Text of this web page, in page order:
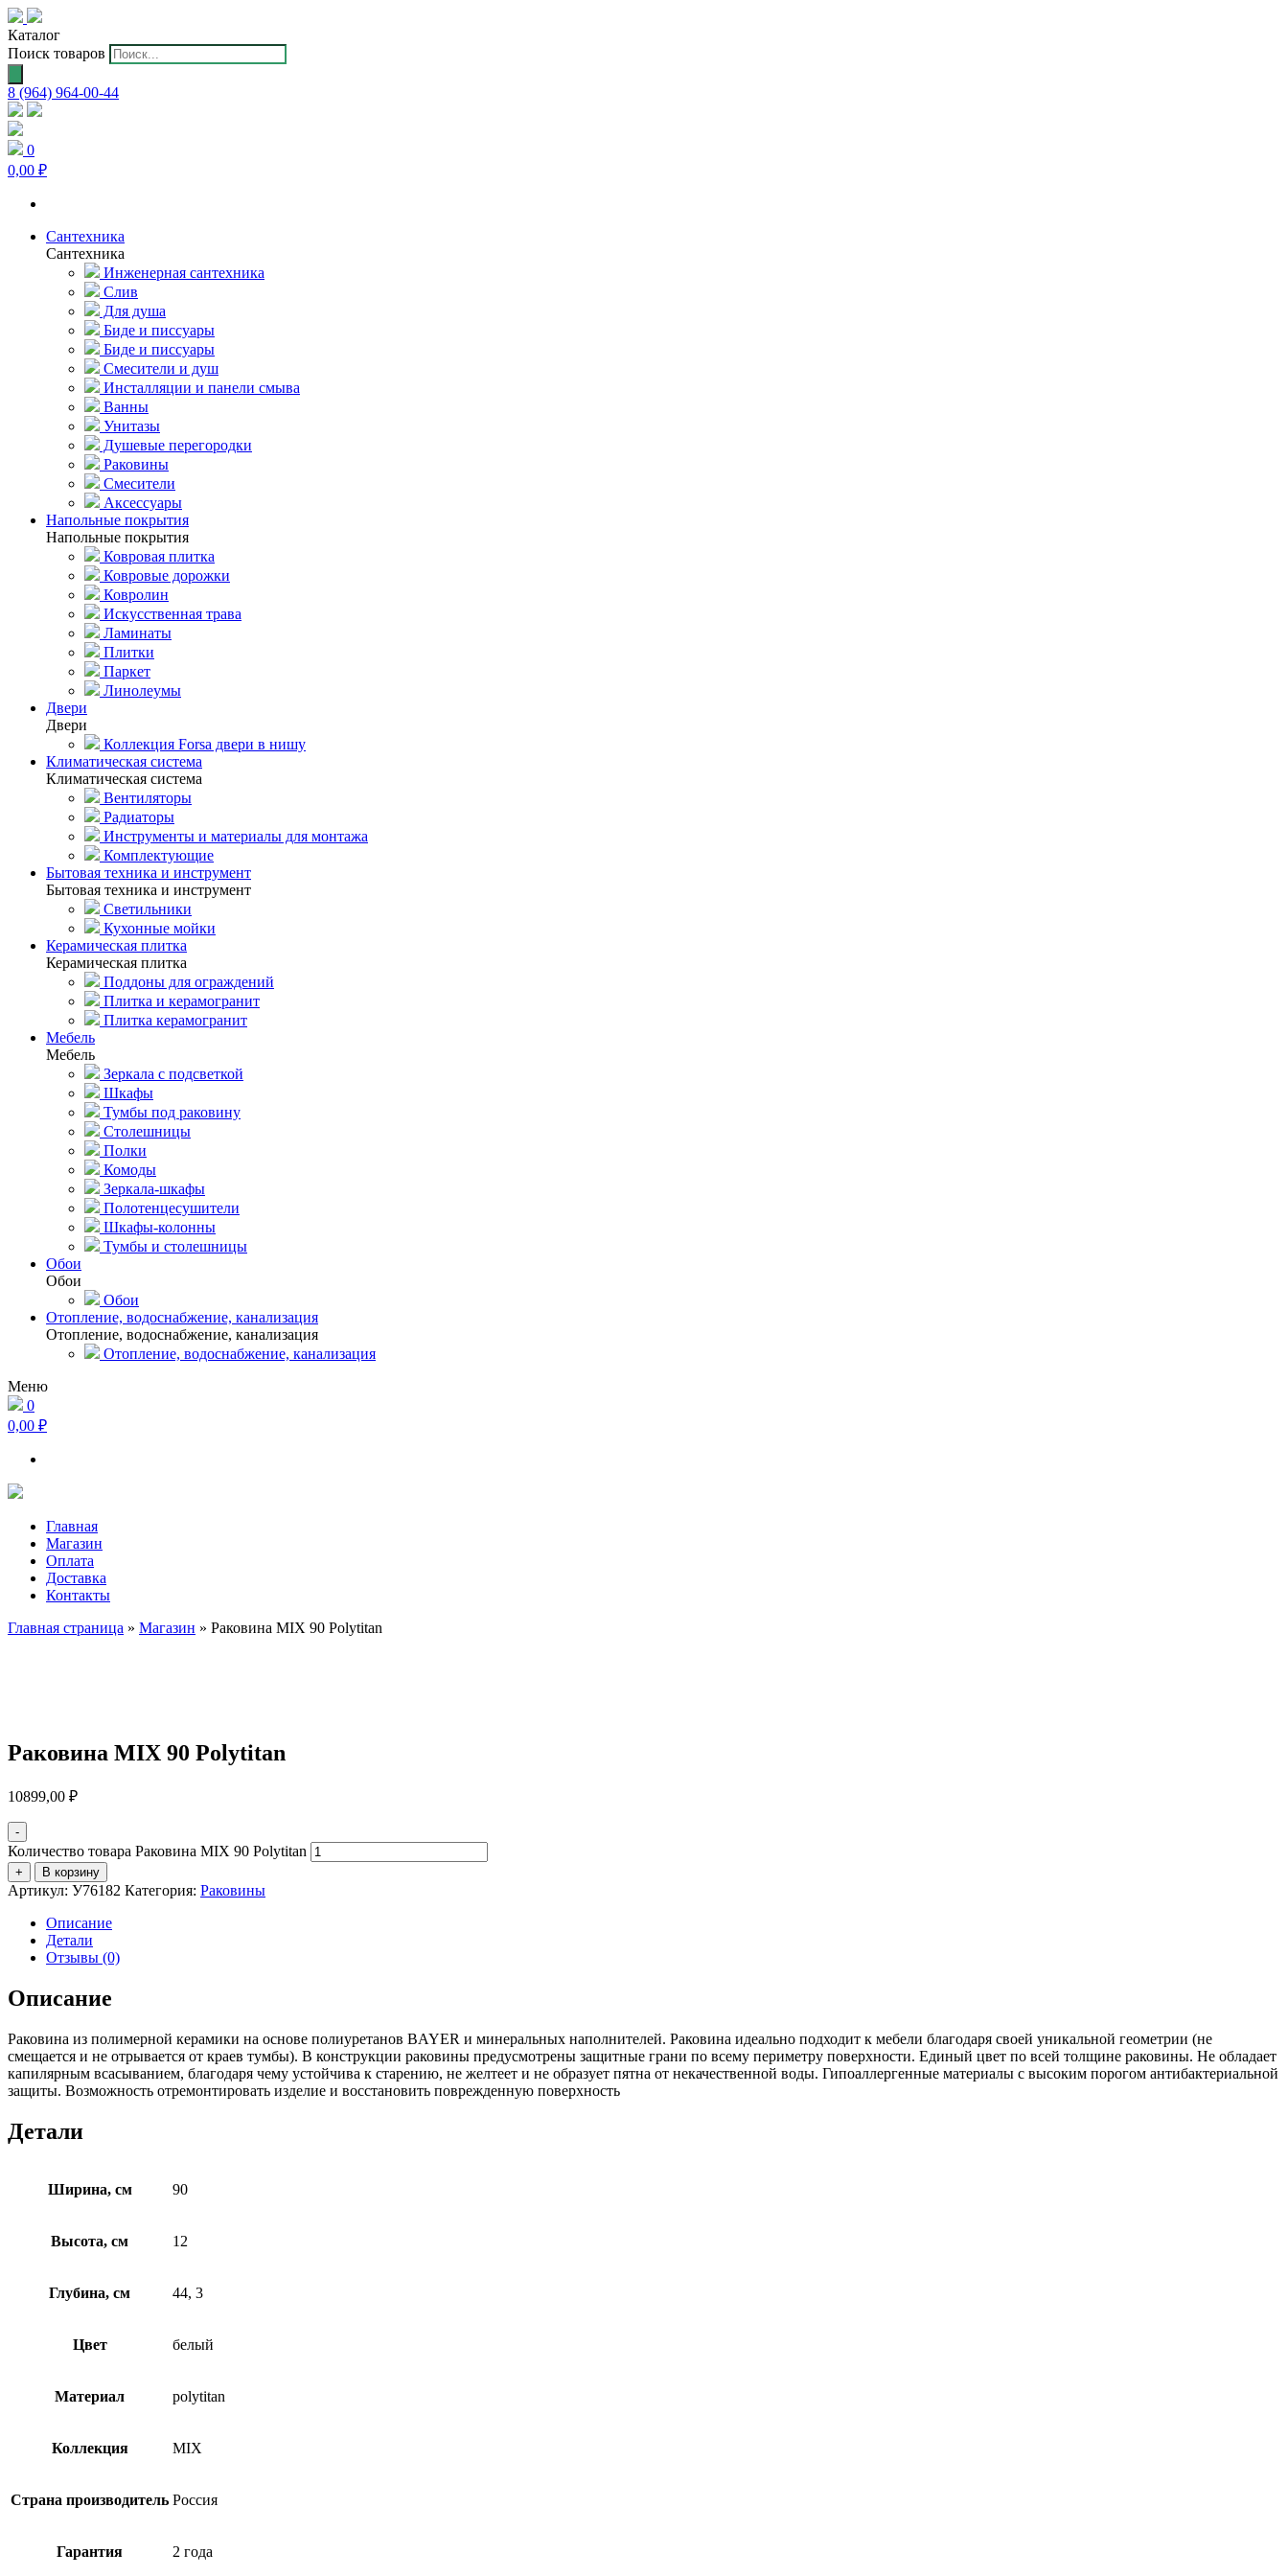
Каталог
Поиск товаров
8 (964) 964-00-44
0
0,00 ₽
Сантехника
Сантехника
Инженерная сантехника
Слив
Для душа
Биде и писсуары
Биде и писсуары
Смесители и душ
Инсталляции и панели смыва
Ванны
Унитазы
Душевые перегородки
Раковины
Смесители
Аксессуары
Напольные покрытия
Напольные покрытия
Ковровая плитка
Ковровые дорожки
Ковролин
Искусственная трава
Ламинаты
Плитки
Паркет
Линолеумы
Двери
Двери
Коллекция Forsa двери в нишу
Климатическая система
Климатическая система
Вентиляторы
Радиаторы
Инструменты и материалы для монтажа
Комплектующие
Бытовая техника и инструмент
Бытовая техника и инструмент
Светильники
Кухонные мойки
Керамическая плитка
Керамическая плитка
Поддоны для ограждений
Плитка и керамогранит
Плитка керамогранит
Мебель
Мебель
Зеркала с подсветкой
Шкафы
Тумбы под раковину
Столешницы
Полки
Комоды
Зеркала-шкафы
Полотенцесушители
Шкафы-колонны
Тумбы и столешницы
Обои
Обои
Обои
Отопление, водоснабжение, канализация
Отопление, водоснабжение, канализация
Отопление, водоснабжение, канализация
Меню
0
0,00 ₽
Главная
Магазин
Оплата
Доставка
Контакты
Главная страница » Магазин » Раковина MIX 90 Polytitan
Раковина MIX 90 Polytitan
10899,00 ₽
-
Количество товара Раковина MIX 90 Polytitan
+ В корзину
Артикул: У76182 Категория: Раковины
Описание
Детали
Отзывы (0)
Описание
Раковина из полимерной керамики на основе полиуретанов BAYER и минеральных наполнителей. Раковина идеально подходит к мебели благодаря своей уникальной геометрии (не
смещается и не отрывается от краев тумбы). В конструкции раковины предусмотрены защитные грани по всему периметру поверхности. Единый цвет по всей толщине раковины. Не обладает
капилярным всасыванием, благодаря чему устойчива к старению, не желтеет и не образует пятна от некачественной воды. Гипоаллергенные материалы с высоким порогом антибактериальной
защиты. Возможность отремонтировать изделие и восстановить поврежденную поверхность
Детали
Ширина, см 90
Высота, см 12
Глубина, см 44, 3
Цвет белый
Материал polytitan
Коллекция MIX
Страна производитель Россия
Гарантия 2 года